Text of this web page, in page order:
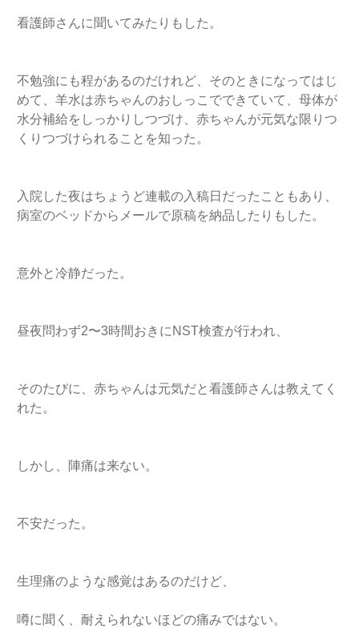
看護師さんに聞いてみたりもした。
不勉強にも程があるのだけれど、そのときになってはじ
めて、羊水は赤ちゃんのおしっこでできていて、母体が
水分補給をしっかりしつづけ、赤ちゃんが元気な限りつ
くりつづけられることを知った。
入院した夜はちょうど連載の入稿日だったこともあり、
病室のベッドからメールで原稿を納品したりもした。
意外と冷静だった。
昼夜問わず2〜3時間おきにNST検査が行われ、
そのたびに、赤ちゃんは元気だと看護師さんは教えてく
れた。
しかし、陣痛は来ない。
不安だった。
生理痛のような感覚はあるのだけど、
噂に聞く、耐えられないほどの痛みではない。